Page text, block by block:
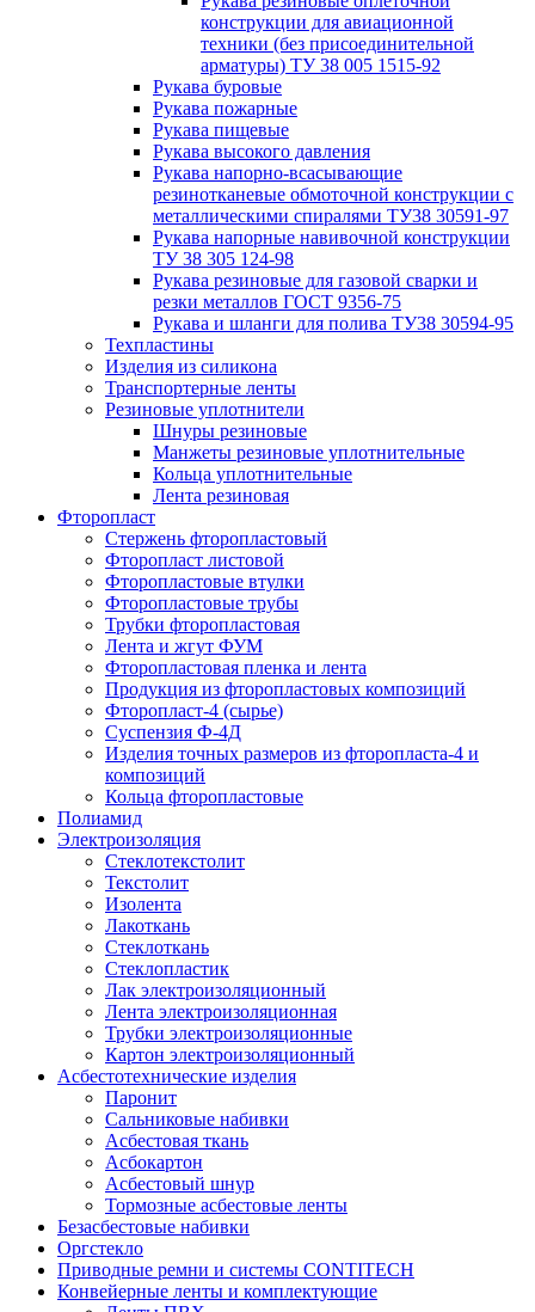
конструкции для авиационной
техники (без присоединительной
арматуры) ТУ 38 005 1515-92
Рукава буровые
Рукава пожарные
Рукава пищевые
Рукава высокого давления
Рукава напорно-всасывающие
резинотканевые обмоточной конструкции с
металлическими спиралями ТУ38 30591-97
Рукава напорные навивочной конструкции
ТУ 38 305 124-98
Рукава резиновые для газовой сварки и
резки металлов ГОСТ 9356-75
Рукава и шланги для полива ТУ38 30594-95
Техпластины
Изделия из силикона
Транспортерные ленты
Резиновые уплотнители
Шнуры резиновые
Манжеты резиновые уплотнительные
Кольца уплотнительные
Лента резиновая
Фторопласт
Стержень фторопластовый
Фторопласт листовой
Фторопластовые втулки
Фторопластовые трубы
Трубки фторопластовая
Лента и жгут ФУМ
Фторопластовая пленка и лента
Продукция из фторопластовых композиций
Фторопласт-4 (сырье)
Суспензия Ф-4Д
Изделия точных размеров из фторопласта-4 и
композиций
Кольца фторопластовые
Полиамид
Электроизоляция
Стеклотекстолит
Текстолит
Изолента
Лакоткань
Стеклоткань
Стеклопластик
Лак электроизоляционный
Лента электроизоляционная
Трубки электроизоляционные
Картон электроизоляционный
Асбестотехнические изделия
Паронит
Сальниковые набивки
Асбестовая ткань
Асбокартон
Асбестовый шнур
Тормозные асбестовые ленты
Безасбестовые набивки
Оргстекло
Приводные ремни и системы CONTITECH
Конвейерные ленты и комплектующие